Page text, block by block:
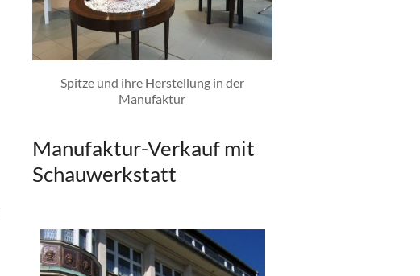
Spitze und ihre Herstellung in der
Manufaktur
Manufaktur-Verkauf mit
Schauwerkstatt